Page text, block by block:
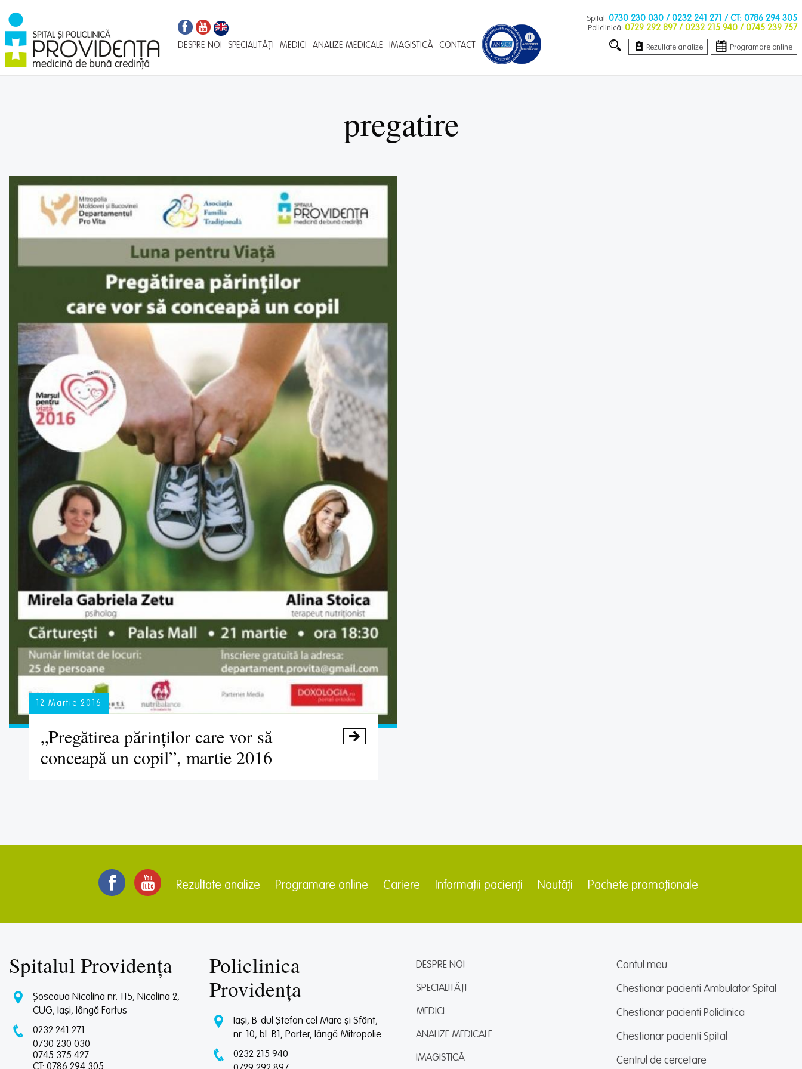
la
conţinutul
principal
Navigare
principală
DESPRE NOI SPECIALITĂȚI MEDICI ANALIZE MEDICALE IMAGISTICĂ CONTACT
Spital: 0730 230 030 / 0232 241 271 / CT: 0786 294 305
Policlinică: 0729 292 897 / 0232 215 940 / 0745 239 757
Rezultate analize Programare online
pregatire
12 Martie 2016

„Pregătirea părinților care vor să
conceapă un copil”, martie 2016
Rezultate analize Programare online Cariere Informații pacienți Noutăți Pachete promoționale
Spitalul Providența
Șoseaua Nicolina nr. 115, Nicolina 2,
CUG, Iași, lângă Fortus
0232 241 271
0730 230 030
0745 375 427
Policlinica
Providența
Iași, B-dul Ștefan cel Mare și Sfânt,
nr. 10, bl. B1, Parter, lângă Mitropolie
0232 215 940
DESPRE NOI
SPECIALITĂȚI
MEDICI
ANALIZE MEDICALE
IMAGISTICĂ
Contul meu
Chestionar pacienti Ambulator Spital
Chestionar pacienti Policlinica
Chestionar pacienti Spital
Centrul de cercetare